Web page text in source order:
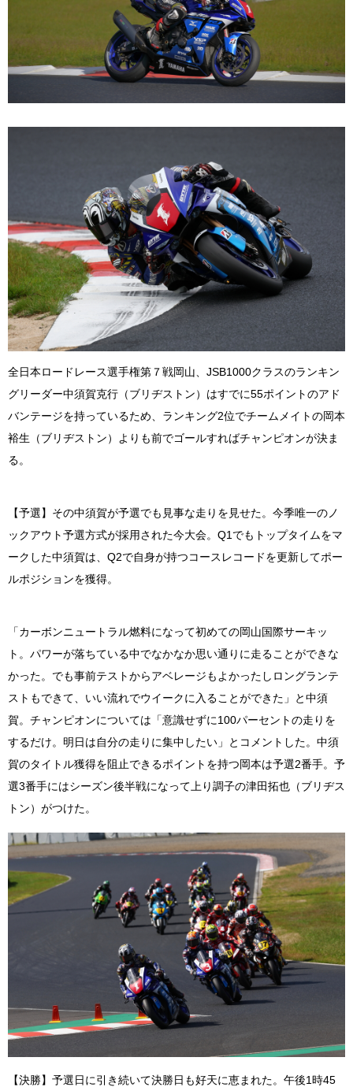
全日本ロードレース選手権第７戦岡山、JSB1000クラスのランキン
グリーダー中須賀克行（ブリヂストン）はすでに55ポイントのアド
バンテージを持っているため、ランキング2位でチームメイトの岡本
裕生（ブリヂストン）よりも前でゴールすればチャンピオンが決ま
る。
【予選】その中須賀が予選でも見事な走りを見せた。今季唯一のノ
ックアウト予選方式が採用された今大会。Q1でもトップタイムをマ
ークした中須賀は、Q2で自身が持つコースレコードを更新してポー
ルポジションを獲得。
「カーボンニュートラル燃料になって初めての岡山国際サーキッ
ト。パワーが落ちている中でなかなか思い通りに走ることができな
かった。でも事前テストからアベレージもよかったしロングランテ
ストもできて、いい流れでウイークに入ることができた」と中須
賀。チャンピオンについては「意識せずに100パーセントの走りを
するだけ。明日は自分の走りに集中したい」とコメントした。中須
賀のタイトル獲得を阻止できるポイントを持つ岡本は予選2番手。予
選3番手にはシーズン後半戦になって上り調子の津田拓也（ブリヂス
トン）がつけた。
【決勝】予選日に引き続いて決勝日も好天に恵まれた。午後1時45